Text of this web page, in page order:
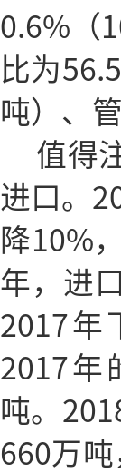
0.6%（
比为
吨）、
值得
进口。
降10%
年，进
2017年
2017年
吨。
660万